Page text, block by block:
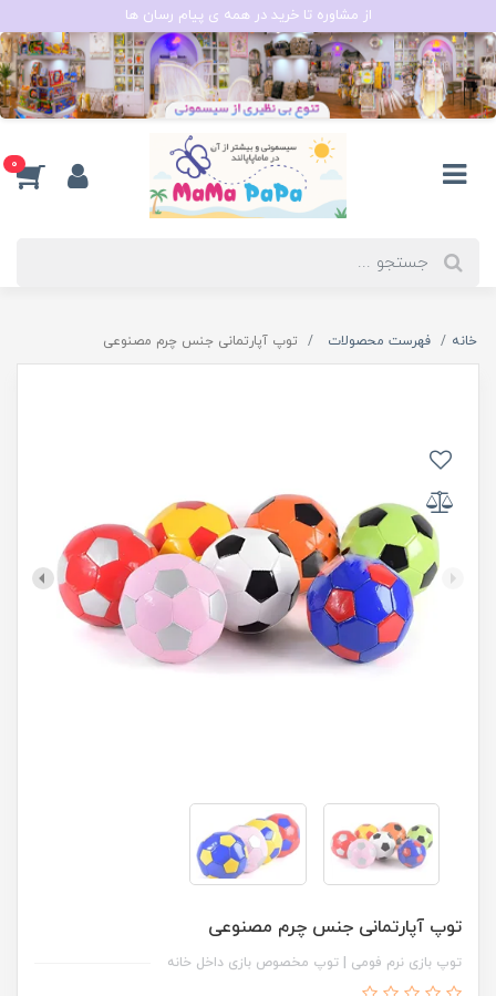
از مشاوره تا خرید در همه ی پیام رسان ها
0
خانه فهرست محصولات توپ آپارتمانی جنس چرم مصنوعی
توپ آپارتمانی جنس چرم مصنوعی
توپ بازی نرم فومی | توپ مخصوص بازی داخل خانه